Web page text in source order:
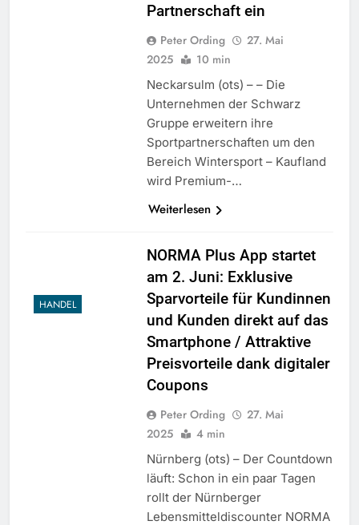
Partnerschaft ein
Peter Ording
27. Mai
2025
10 min
Neckarsulm (ots) – – Die
Unternehmen der Schwarz
Gruppe erweitern ihre
Sportpartnerschaften um den
Bereich Wintersport – Kaufland
wird Premium-…
Weiterlesen
HANDEL
NORMA Plus App startet
am 2. Juni: Exklusive
Sparvorteile für Kundinnen
und Kunden direkt auf das
Smartphone / Attraktive
Preisvorteile dank digitaler
Coupons
Peter Ording
27. Mai
2025
4 min
Nürnberg (ots) – Der Countdown
läuft: Schon in ein paar Tagen
rollt der Nürnberger
Lebensmitteldiscounter NORMA